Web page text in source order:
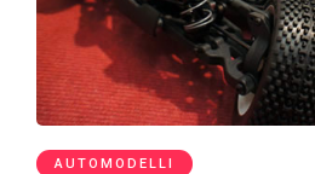
AUTOMODELLI